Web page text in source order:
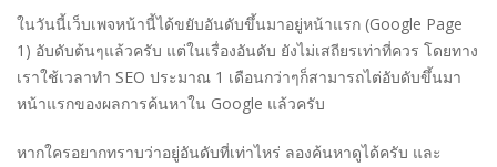
ในวันนี้เว็บเพจหน้านี้ได้ขยับอันดับขึ้นมาอยู่หน้าแรก (Google Page
1) อับดับต้นๆแล้วครับ แต่ในเรื่องอันดับ ยังไม่เสถียรเท่าที่ควร โดยทาง
เราใช้เวลาทำ SEO ประมาณ 1 เดือนกว่าๆก็สามารถไต่อับดับขึ้นมา
หน้าแรกของผลการค้นหาใน Google แล้วครับ
หากใครอยากทราบว่าอยู่อันดับที่เท่าไหร่ ลองค้นหาดูได้ครับ และ